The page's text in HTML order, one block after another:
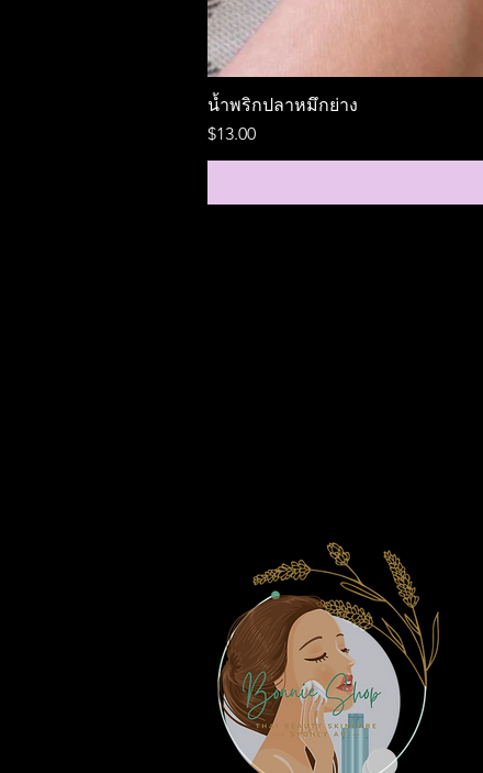
น้ำพริกปลาหมึกย่าง
ราคา
$13.00